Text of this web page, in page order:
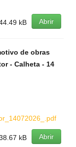
Abrir
kB
de obras
- Calheta - 14
Abrir
kB